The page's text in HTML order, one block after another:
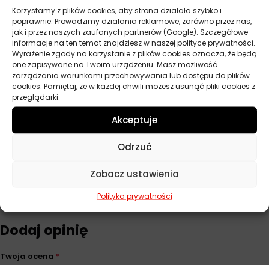
Korzystamy z plików cookies, aby strona działała szybko i
poprawnie. Prowadzimy działania reklamowe, zarówno przez nas,
jak i przez naszych zaufanych partnerów (Google). Szczegółowe
informacje na ten temat znajdziesz w naszej polityce prywatności.
Wyrażenie zgody na korzystanie z plików cookies oznacza, że będą
one zapisywane na Twoim urządzeniu. Masz możliwość
zarządzania warunkami przechowywania lub dostępu do plików
cookies. Pamiętaj, że w każdej chwili możesz usunąć pliki cookies z
przeglądarki.
Akceptuje
Odrzuć
Zobacz ustawienia
Polityka prywatności
Parametry techniczne
Producent Mobil
Pojemność 20 l
Lepkość ISO VG 32
Norma DIN 51506 VDL
Na razie nie ma opinii o produkcie.
Dodaj opinię
Twoja ocena *